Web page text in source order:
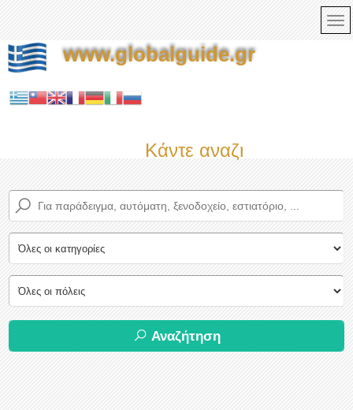
www.globalguide.gr
Κάντε αναζήτηση τώρα
Αναζήτηση